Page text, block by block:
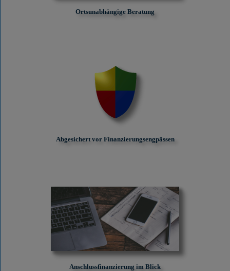
Ortsunabhängige Beratung
Abgesichert vor Finanzierungs­engpässen
Anschlussfinanzierung im Blick